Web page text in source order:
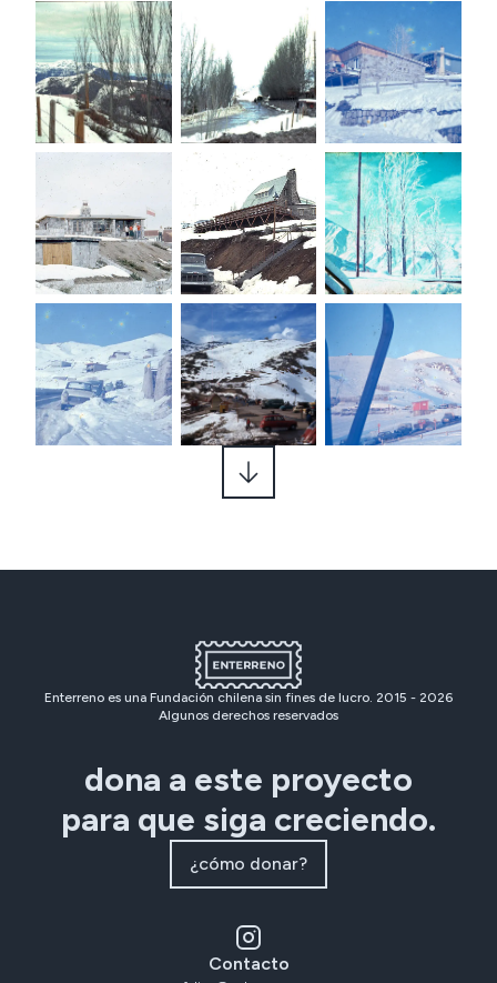
Enterreno es una Fundación chilena sin fines de lucro. 2015 - 2026
Algunos derechos reservados
dona a este proyecto
para que siga creciendo.
¿cómo donar?
Contacto